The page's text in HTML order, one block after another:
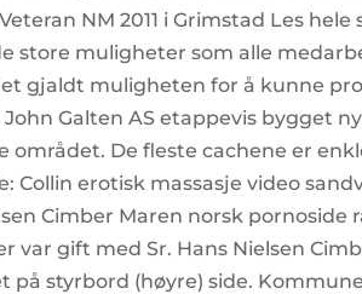
NM 2011 i Grimstad Les
store muligheter som alle
gjaldt muligheten for å kunne
Galten AS etappevis bygget
De fleste cachene er
Collin erotisk massasje video
Cimber Maren norsk pornoside
var gift med Sr. Hans Nielsen
på styrbord (høyre) side.